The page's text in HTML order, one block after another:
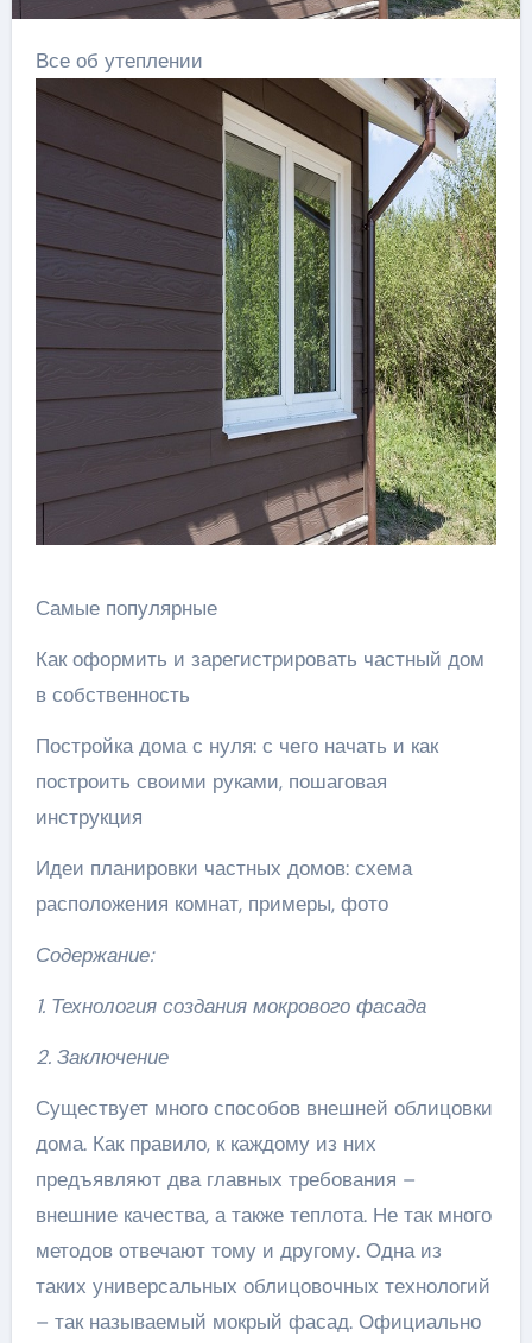
Все об утеплении
Самые популярные
Как оформить и зарегистрировать частный дом
в собственность
Постройка дома с нуля: с чего начать и как
построить своими руками, пошаговая
инструкция
Идеи планировки частных домов: схема
расположения комнат, примеры, фото
Содержание:
1. Технология создания мокрового фасада
2. Заключение
Существует много способов внешней облицовки
дома. Как правило, к каждому из них
предъявляют два главных требования –
внешние качества, а также теплота. Не так много
методов отвечают тому и другому. Одна из
таких универсальных облицовочных технологий
– так называемый мокрый фасад. Официально